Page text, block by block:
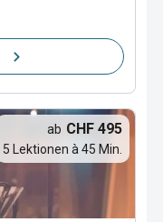
ab CHF 495
5 Lektionen à 45 Min.